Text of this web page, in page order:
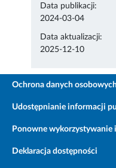
Data publikacji:
2024-03-04
Data aktualizacji:
2025-12-10
Ochrona danych
Udostępnianie informacji
Ponowne
Deklaracja dostępności